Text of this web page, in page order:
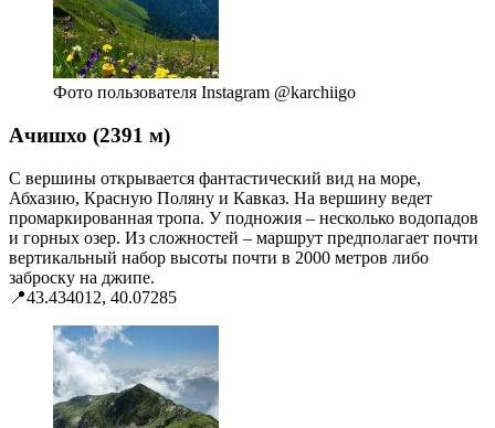
Фото пользователя Instagram @karchiigo
Ачишхо (2391 м)
С вершины открывается фантастический вид на море,
Абхазию, Красную Поляну и Кавказ. На вершину ведет
промаркированная тропа. У подножия – несколько водопадов
и горных озер. Из сложностей – маршрут предполагает почти
вертикальный набор высоты почти в 2000 метров либо
заброску на джипе.
📍43.434012, 40.07285